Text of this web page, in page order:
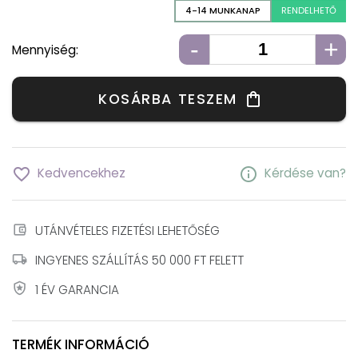
4-14 MUNKANAP RENDELHETŐ
Mennyiség: - +
KOSÁRBA TESZEM shopping_bag
favorite_border Kedvencekhez info Kérdése van?
account_balance_wallet UTÁNVÉTELES FIZETÉSI LEHETŐSÉG
local_shipping INGYENES SZÁLLÍTÁS 50 000 FT FELETT
local_police 1 ÉV GARANCIA
TERMÉK INFORMÁCIÓ